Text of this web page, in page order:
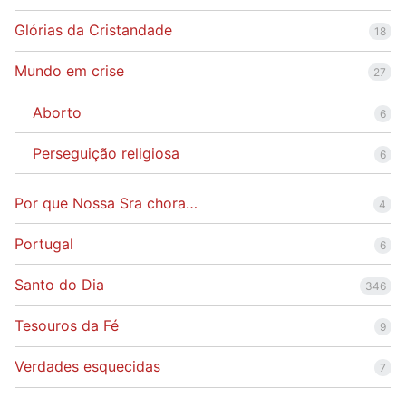
Glórias da Cristandade 18
Mundo em crise 27
Aborto 6
Perseguição religiosa 6
Por que Nossa Sra chora… 4
Portugal 6
Santo do Dia 346
Tesouros da Fé 9
Verdades esquecidas 7